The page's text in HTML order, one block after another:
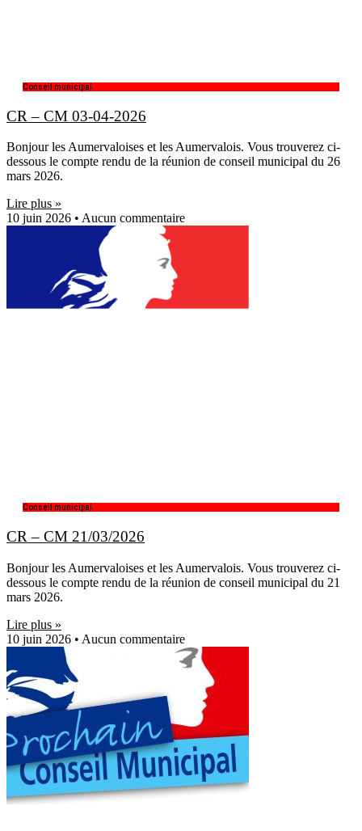
Conseil municipal
CR – CM 03-04-2026
Bonjour les Aumervaloises et les Aumervalois. Vous trouverez ci-
dessous le compte rendu de la réunion de conseil municipal du 26
mars 2026.
Lire plus »
10 juin 2026
Aucun commentaire
Conseil municipal
CR – CM 21/03/2026
Bonjour les Aumervaloises et les Aumervalois. Vous trouverez ci-
dessous le compte rendu de la réunion de conseil municipal du 21
mars 2026.
Lire plus »
10 juin 2026
Aucun commentaire